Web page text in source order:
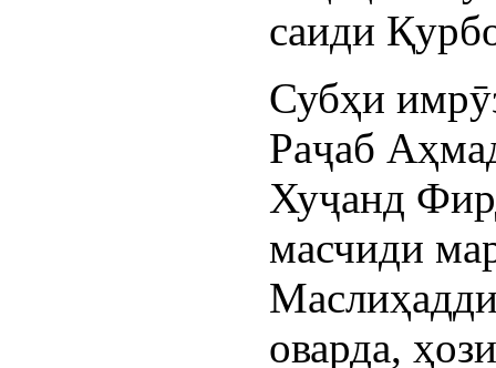
саиди
Субҳи
Раҷаб
Хуҷанд
масчиди
оварда,